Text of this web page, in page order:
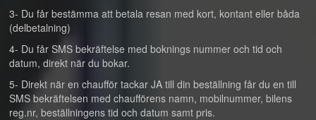
3- Du får bestämma att betala resan med kort, kontant eller båda
(delbetalning)
4- Du får SMS bekräftelse med boknings nummer och tid och
datum, direkt när du bokar.
5- Direkt när en chaufför tackar JA till din beställning får du en till
SMS bekräftelsen med chaufförens namn, mobilnummer, bilens
reg.nr, beställningens tid och datum samt pris.